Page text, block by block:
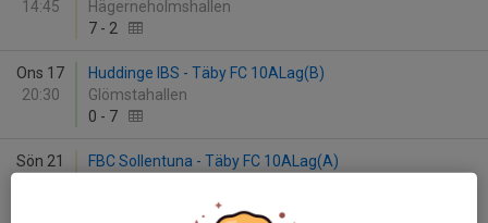
14:45
Hägerneholmshallen
7 - 2
Ons 17
20:30
Huddinge IBS - Täby FC 10ALag(B)
Glömstahallen
0 - 7
Sön 21
FBC Sollentuna - Täby FC 10ALag(A)